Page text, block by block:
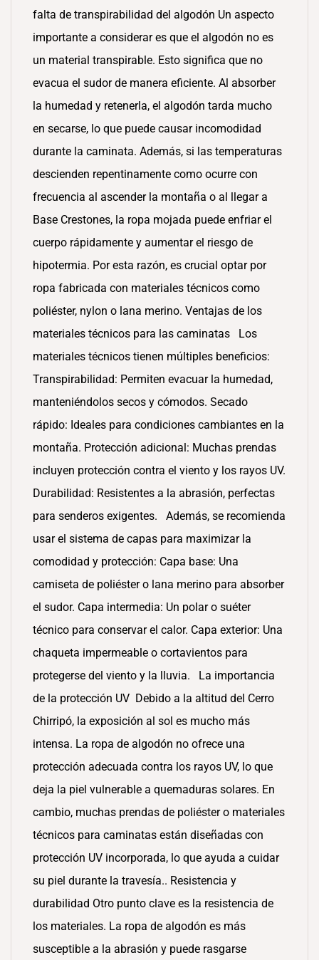
falta de transpirabilidad del algodón Un aspecto
importante a considerar es que el algodón no es
un material transpirable. Esto significa que no
evacua el sudor de manera eficiente. Al absorber
la humedad y retenerla, el algodón tarda mucho
en secarse, lo que puede causar incomodidad
durante la caminata. Además, si las temperaturas
descienden repentinamente como ocurre con
frecuencia al ascender la montaña o al llegar a
Base Crestones, la ropa mojada puede enfriar el
cuerpo rápidamente y aumentar el riesgo de
hipotermia. Por esta razón, es crucial optar por
ropa fabricada con materiales técnicos como
poliéster, nylon o lana merino. Ventajas de los
materiales técnicos para las caminatas Los
materiales técnicos tienen múltiples beneficios:
Transpirabilidad: Permiten evacuar la humedad,
manteniéndolos secos y cómodos. Secado
rápido: Ideales para condiciones cambiantes en la
montaña. Protección adicional: Muchas prendas
incluyen protección contra el viento y los rayos UV.
Durabilidad: Resistentes a la abrasión, perfectas
para senderos exigentes. Además, se recomienda
usar el sistema de capas para maximizar la
comodidad y protección: Capa base: Una
camiseta de poliéster o lana merino para absorber
el sudor. Capa intermedia: Un polar o suéter
técnico para conservar el calor. Capa exterior: Una
chaqueta impermeable o cortavientos para
protegerse del viento y la lluvia. La importancia
de la protección UV Debido a la altitud del Cerro
Chirripó, la exposición al sol es mucho más
intensa. La ropa de algodón no ofrece una
protección adecuada contra los rayos UV, lo que
deja la piel vulnerable a quemaduras solares. En
cambio, muchas prendas de poliéster o materiales
técnicos para caminatas están diseñadas con
protección UV incorporada, lo que ayuda a cuidar
su piel durante la travesía.. Resistencia y
durabilidad Otro punto clave es la resistencia de
los materiales. La ropa de algodón es más
susceptible a la abrasión y puede rasgarse